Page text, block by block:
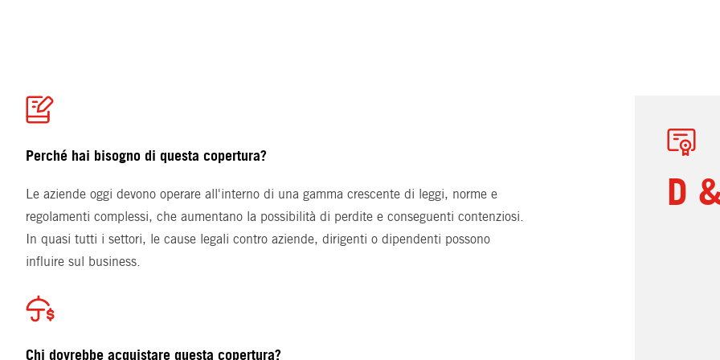
Perché hai bisogno di questa copertura?
Le aziende oggi devono operare all'interno di una gamma crescente di leggi, norme e
regolamenti complessi, che aumentano la possibilità di perdite e conseguenti contenziosi.
In quasi tutti i settori, le cause legali contro aziende, dirigenti o dipendenti possono
influire sul business.
Chi dovrebbe acquistare questa copertura?
D